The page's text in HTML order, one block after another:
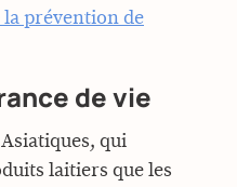
la prévention de
de vie
qui
laitiers que les